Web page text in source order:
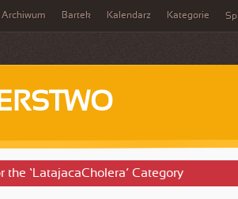
Archiwum Bartek Kalendarz Kategorie
the ‘LatajacaCholera’ Category